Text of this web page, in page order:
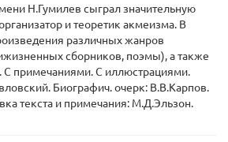
Н.Гумилев сыграл значительную
и теоретик акмеизма. В
различных жанров
сборников, поэмы), а также
примечаниями. С иллюстрациями.
Биографич. очерк: В.В.Карпов.
текста и примечания: М.Д.Эльзон.